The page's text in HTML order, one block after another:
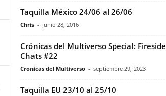
Taquilla México 24/06 al 26/06
Chris - junio 28, 2016
Crónicas del Multiverso Special: Fireside
Chats #22
Cronicas del Multiverso - septiembre 29, 2023
Taquilla EU 23/10 al 25/10